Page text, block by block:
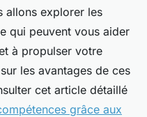
allons explorer les
qui peuvent vous aider
à propulser votre
les avantages de ces
cet article détaillé
grâce aux